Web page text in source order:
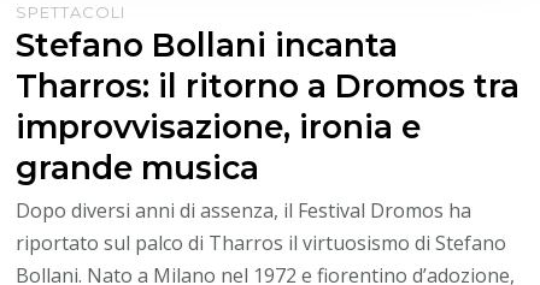
SPETTACOLI
Stefano Bollani incanta
Tharros: il ritorno a Dromos tra
improvvisazione, ironia e
grande musica
Dopo diversi anni di assenza, il Festival Dromos ha
riportato sul palco di Tharros il virtuosismo di Stefano
Bollani. Nato a Milano nel 1972 e fiorentino d’adozione,